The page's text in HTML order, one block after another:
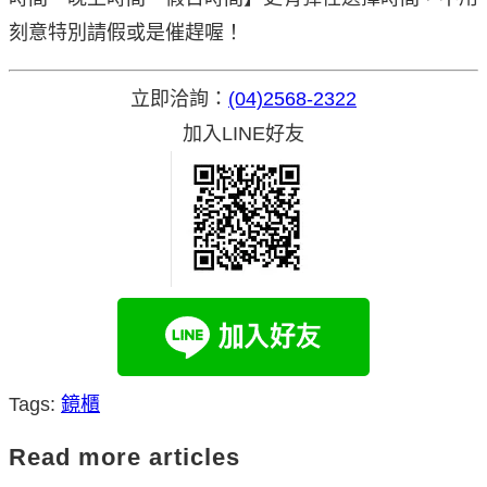
刻意特別請假或是催趕喔！
立即洽詢： (04)2568-2322
加入LINE好友
Tags: 鏡櫃
Read more articles